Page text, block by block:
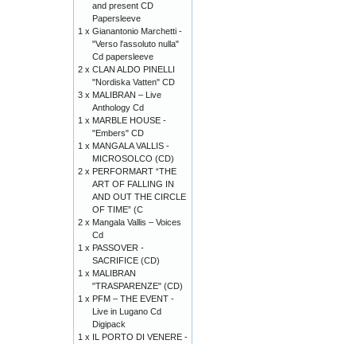
and present CD
Papersleeve
1 x Gianantonio Marchetti -
"Verso l'assoluto nulla"
Cd papersleeve
2 x CLAN ALDO PINELLI
"Nordiska Vatten" CD
3 x MALIBRAN – Live
Anthology Cd
1 x MARBLE HOUSE -
"Embers" CD
1 x MANGALA VALLIS -
MICROSOLCO (CD)
2 x PERFORMART “THE
ART OF FALLING IN
AND OUT THE CIRCLE
OF TIME” (C
2 x Mangala Vallis – Voices
Cd
1 x PASSOVER -
SACRIFICE (CD)
1 x MALIBRAN
"TRASPARENZE" (CD)
1 x PFM – THE EVENT -
Live in Lugano Cd
Digipack
1 x IL PORTO DI VENERE -